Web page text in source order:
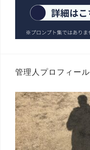
管理人プロフィール